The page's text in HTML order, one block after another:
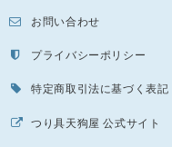
お問い合わせ
プライバシーポリシー
特定商取引法に基づく表記
つり具天狗屋 公式サイト